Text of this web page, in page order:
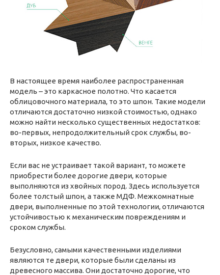
В настоящее время наиболее распространенная
модель – это каркасное полотно. Что касается
облицовочного материала, то это шпон. Такие модели
отличаются достаточно низкой стоимостью, однако
можно найти несколько существенных недостатков:
во-первых, непродолжительный срок службы, во-
вторых, низкое качество.
Если вас не устраивает такой вариант, то можете
приобрести более дорогие двери, которые
выполняются из хвойных пород. Здесь используется
более толстый шпон, а также МДФ. Межкомнатные
двери, выполненные по этой технологии, отличаются
устойчивостью к механическим повреждениям и
сроком службы.
Безусловно, самыми качественными изделиями
являются те двери, которые были сделаны из
древесного массива. Они достаточно дорогие, что